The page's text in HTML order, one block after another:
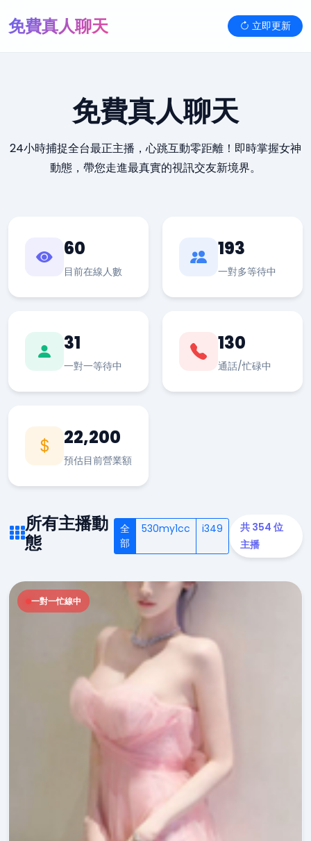
免費真人聊天 立即更新
免費真人聊天
24小時捕捉全台最正主播，心跳互動零距離！即時掌握女神
動態，帶您走進最真實的視訊交友新境界。
60
目前在線人數
193
一對多等待中
31
一對一等待中
130
通話/忙碌中
22,200
預估目前營業額
所有主播動
態
全
部
530my1cc i349
共 354 位
主播
一對一忙線中